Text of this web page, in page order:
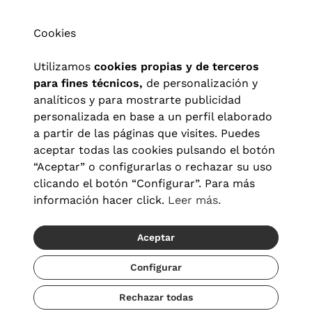
Aviso legal| Política de privacidad Términos y condiciones
Política de cookies|Configuración de cookies
© 2026 Visionlab España
Cookies
Utilizamos cookies propias y de terceros
para fines técnicos, de personalización y
analíticos y para mostrarte publicidad
personalizada en base a un perfil elaborado
a partir de las páginas que visites. Puedes
aceptar todas las cookies pulsando el botón
“Aceptar” o configurarlas o rechazar su uso
clicando el botón “Configurar”. Para más
información hacer click. Leer más.
Aceptar
Configurar
Rechazar todas